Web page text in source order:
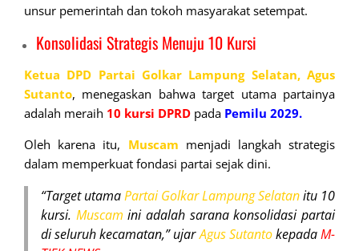
unsur pemerintah dan tokoh masyarakat setempat.
Konsolidasi Strategis Menuju 10 Kursi
Ketua DPD Partai Golkar Lampung Selatan, Agus
Sutanto, menegaskan bahwa target utama partainya
adalah meraih 10 kursi DPRD pada Pemilu 2029.
Oleh karena itu, Muscam menjadi langkah strategis
dalam memperkuat fondasi partai sejak dini.
“Target utamaPartai Golkar Lampung Selatanitu 10
kursi. Muscam ini adalah sarana konsolidasi partai
di seluruh kecamatan,” ujarAgus SutantokepadaM-